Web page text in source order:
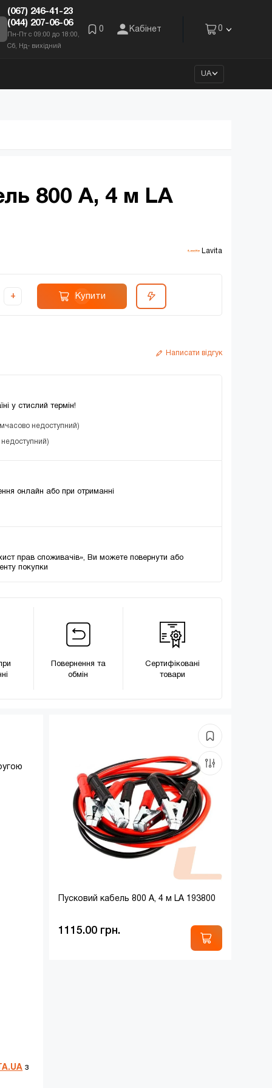
(067) 246-41-23
(044) 207-06-06
Пн-Пт с 09:00 до 18:00,
Сб, Нд- вихідний
0 Кабінет 0
UA
800 A, 4 м LA
Lavita
+ Купити
Написати відгук
у стислий термін!
недоступний)
недоступний)
онлайн або при отриманні
прав споживачів», Ви можете повернути або
покупки
Повернення та
обмін
Сертифіковані
товари
з
Пусковий кабель 800 A, 4 м LA 193800
1115.00 грн.